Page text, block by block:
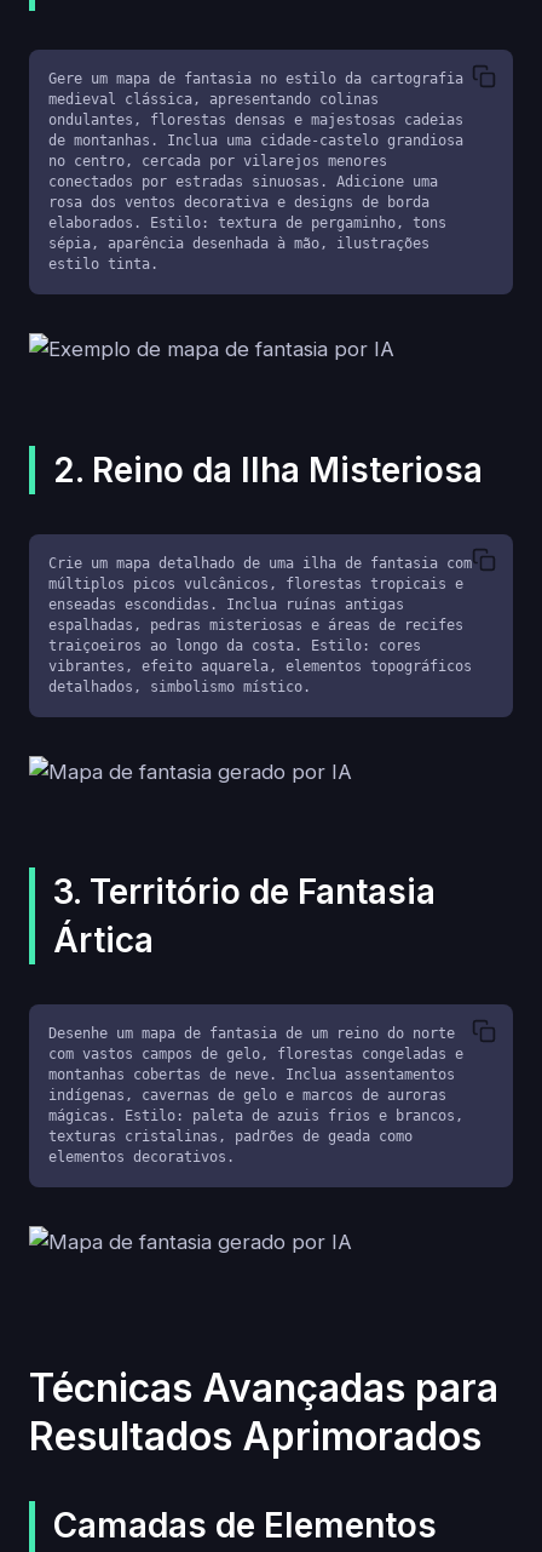
Gere um mapa de fantasia no estilo da cartografia
medieval clássica, apresentando colinas
ondulantes, florestas densas e majestosas cadeias
de montanhas. Inclua uma cidade-castelo grandiosa
no centro, cercada por vilarejos menores
conectados por estradas sinuosas. Adicione uma
rosa dos ventos decorativa e designs de borda
elaborados. Estilo: textura de pergaminho, tons
sépia, aparência desenhada à mão, ilustrações
estilo tinta.
2. Reino da Ilha Misteriosa
Crie um mapa detalhado de uma ilha de fantasia com
múltiplos picos vulcânicos, florestas tropicais e
enseadas escondidas. Inclua ruínas antigas
espalhadas, pedras misteriosas e áreas de recifes
traiçoeiros ao longo da costa. Estilo: cores
vibrantes, efeito aquarela, elementos topográficos
detalhados, simbolismo místico.
3. Território de Fantasia
Ártica
Desenhe um mapa de fantasia de um reino do norte
com vastos campos de gelo, florestas congeladas e
montanhas cobertas de neve. Inclua assentamentos
indígenas, cavernas de gelo e marcos de auroras
mágicas. Estilo: paleta de azuis frios e brancos,
texturas cristalinas, padrões de geada como
elementos decorativos.
Técnicas Avançadas para
Resultados Aprimorados
Camadas de Elementos